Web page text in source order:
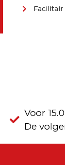
Facilitair
Voor
De